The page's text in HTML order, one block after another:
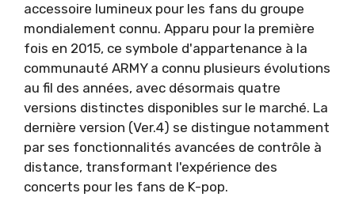
accessoire lumineux pour les fans du groupe
mondialement connu. Apparu pour la première
fois en 2015, ce symbole d'appartenance à la
communauté ARMY a connu plusieurs évolutions
au fil des années, avec désormais quatre
versions distinctes disponibles sur le marché. La
dernière version (Ver.4) se distingue notamment
par ses fonctionnalités avancées de contrôle à
distance, transformant l'expérience des
concerts pour les fans de K-pop.